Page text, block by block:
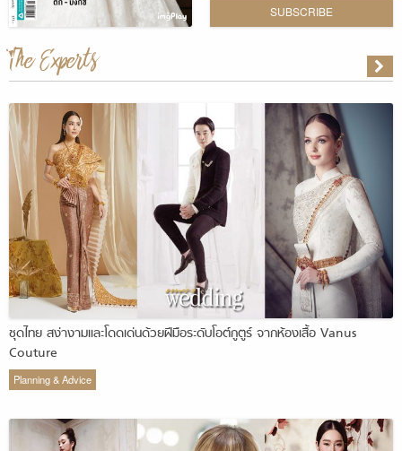
SUBSCRIBE
The Experts
ชุดไทย สง่างามและโดดเด่นด้วยฝีมือระดับโอต์กูตูร์ จากห้องเสื้อ Vanus
Couture
Planning & Advice